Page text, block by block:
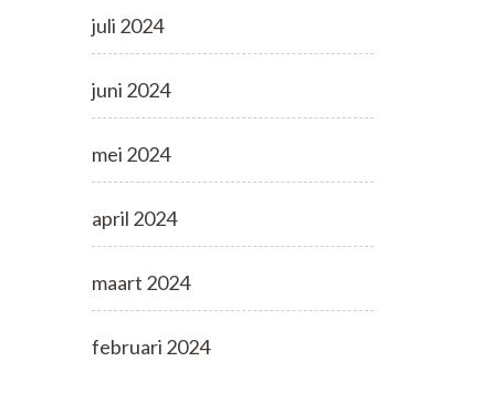
juli 2024
juni 2024
mei 2024
april 2024
maart 2024
februari 2024